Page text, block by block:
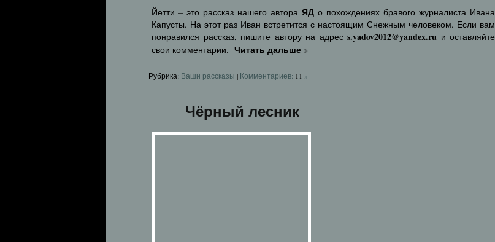
Йетти – это рассказ нашего автора ЯД о похождениях бравого журналиста Ивана
Капусты. На этот раз Иван встретится с настоящим Снежным человеком. Если вам
понравился рассказ, пишите автору на адрес s.yadov2012@yandex.ru и оставляйте
свои комментарии. Читать дальше »
Рубрика: Ваши рассказы | Комментариев: 11 »
Чёрный лесник